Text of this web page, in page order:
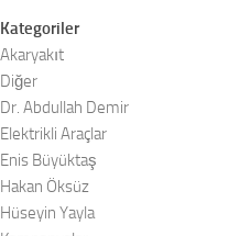
Kategoriler
Akaryakıt
Diğer
Dr. Abdullah Demir
Elektrikli Araçlar
Enis Büyüktaş
Hakan Öksüz
Hüseyin Yayla